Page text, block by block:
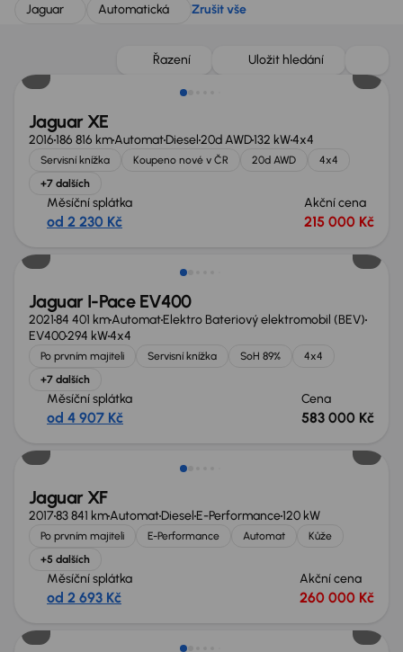
Jaguar
Automatická Zrušit vše
Řazení Uložit hledání
Jaguar XE
2016186 816 kmAutomatDiesel20d AWD132 kW4x4
Servisní knížka Koupeno nové v ČR 20d AWD
4x4
+7 dalších
Měsíční splátka
od 2 230 Kč
Akční cena
215 000 Kč
Jaguar I-Pace EV400
202184 401 kmAutomatElektro Bateriový elektromobil (BEV)
EV400294 kW4x4
Po prvním majiteli Servisní knížka SoH 89%
4x4
+7 dalších
Měsíční splátka
od 4 907 Kč
Cena
583 000 Kč
Zlevněno o 40 000 Kč
Jaguar XF
201783 841 kmAutomatDiesel E-Performance120 kW
Po prvním majiteli E-Performance Automat
Kůže
+5 dalších
Měsíční splátka
od 2 693 Kč
Akční cena
260 000 Kč
Možnost odpočtu DPH